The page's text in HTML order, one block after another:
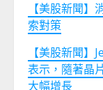
【美股新聞
索對策
【美股新聞
表示，隨著晶
大幅增長